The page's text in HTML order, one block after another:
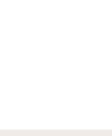
– ΕΛΑΤΕΙΑΣ